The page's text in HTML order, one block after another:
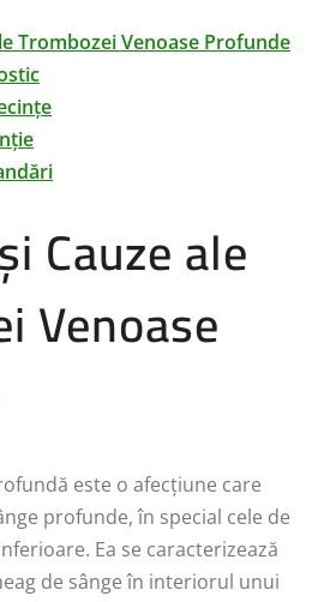
Trombozei Venoase Profunde
Cauze ale
Venoase
este o afecțiune care
profunde, în special cele de
Ea se caracterizează
de sânge în interiorul unui